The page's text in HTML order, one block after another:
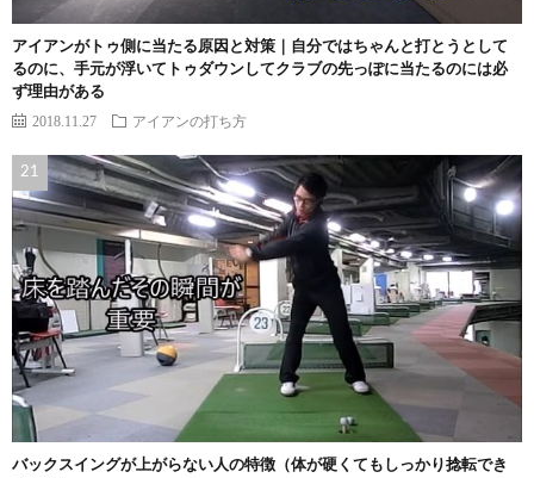
アイアンがトゥ側に当たる原因と対策｜自分ではちゃんと打とうとして
るのに、手元が浮いてトゥダウンしてクラブの先っぽに当たるのには必
ず理由がある
2018.11.27 アイアンの打ち方
バックスイングが上がらない人の特徴（体が硬くてもしっかり捻転でき